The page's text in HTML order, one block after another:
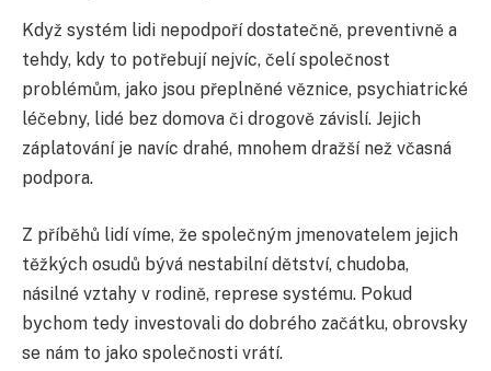
Když systém lidi nepodpoří dostatečně, preventivně a
tehdy, kdy to potřebují nejvíc, čelí společnost
problémům, jako jsou přeplněné věznice, psychiatrické
léčebny, lidé bez domova či drogově závislí. Jejich
záplatování je navíc drahé, mnohem dražší než včasná
podpora.
Z příběhů lidí víme, že společným jmenovatelem jejich
těžkých osudů bývá nestabilní dětství, chudoba,
násilné vztahy v rodině, represe systému. Pokud
bychom tedy investovali do dobrého začátku, obrovsky
se nám to jako společnosti vrátí.